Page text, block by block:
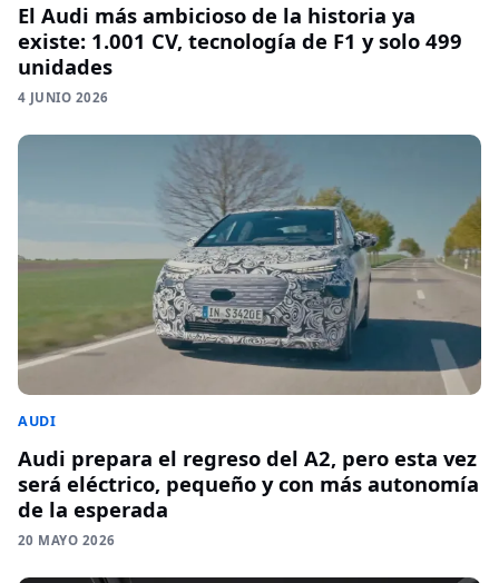
El Audi más ambicioso de la historia ya
existe: 1.001 CV, tecnología de F1 y solo 499
unidades
4 JUNIO 2026
AUDI
Audi prepara el regreso del A2, pero esta vez
será eléctrico, pequeño y con más autonomía
de la esperada
20 MAYO 2026